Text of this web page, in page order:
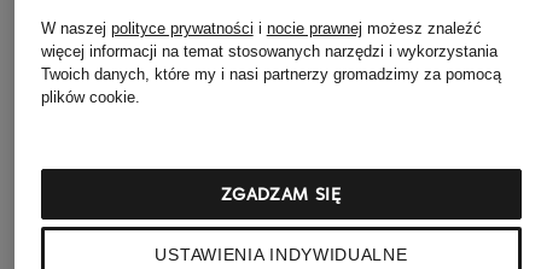
Pomadka do ust
182 zł
(47 894,74 zł / 1 kg)
Zestaw do makijażu
230 zł
Tusz do
196 zł
W naszej polityce prywatności i nocie prawnej możesz znaleźć
więcej informacji na temat stosowanych narzędzi i wykorzystania
Twoich danych, które my i nasi partnerzy gromadzimy za pomocą
plików cookie.
USTAWIENIA INDYWIDUALNE
ZGADZAM SIĘ